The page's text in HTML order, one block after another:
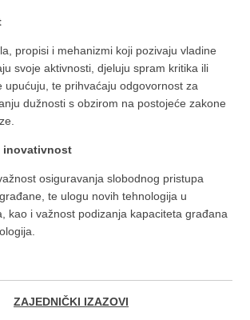
propisi i mehanizmi koji pozivaju vladine
svoje aktivnosti, djeluju spram kritika ili
upućuju, te prihvaćaju odgovornost za
dužnosti s obzirom na postojeće zakone
inovativnost
osiguravanja slobodnog pristupa
te ulogu novih tehnologija u
kao i važnost podizanja kapaciteta građana
ZAJEDNIČKI IZAZOVI